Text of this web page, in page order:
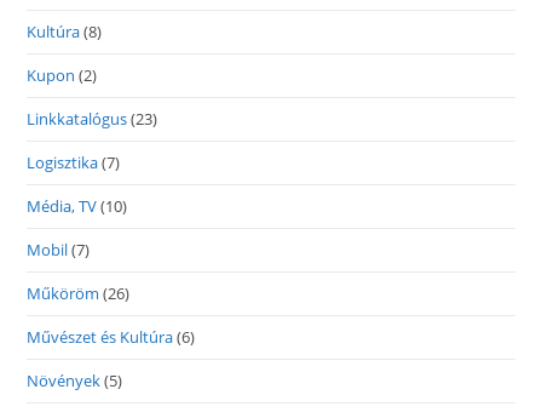
Kultúra(8)
Kupon (2)
Linkkatalógus(23)
Logisztika(7)
Média, TV(10)
Mobil(7)
Műköröm (26)
Művészet és Kultúra(6)
Növények(5)